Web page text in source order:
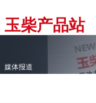
玉柴产品站
产品与解决方案
卡车动力
工程机械动力
工业动力
发电系统
产品3D展厅
全球服务支持
服务理念
全球服务网络
海外服务网络
服务理念
服务理念与服务承诺
服务政策
我们的公司
研发实力
媒体报道